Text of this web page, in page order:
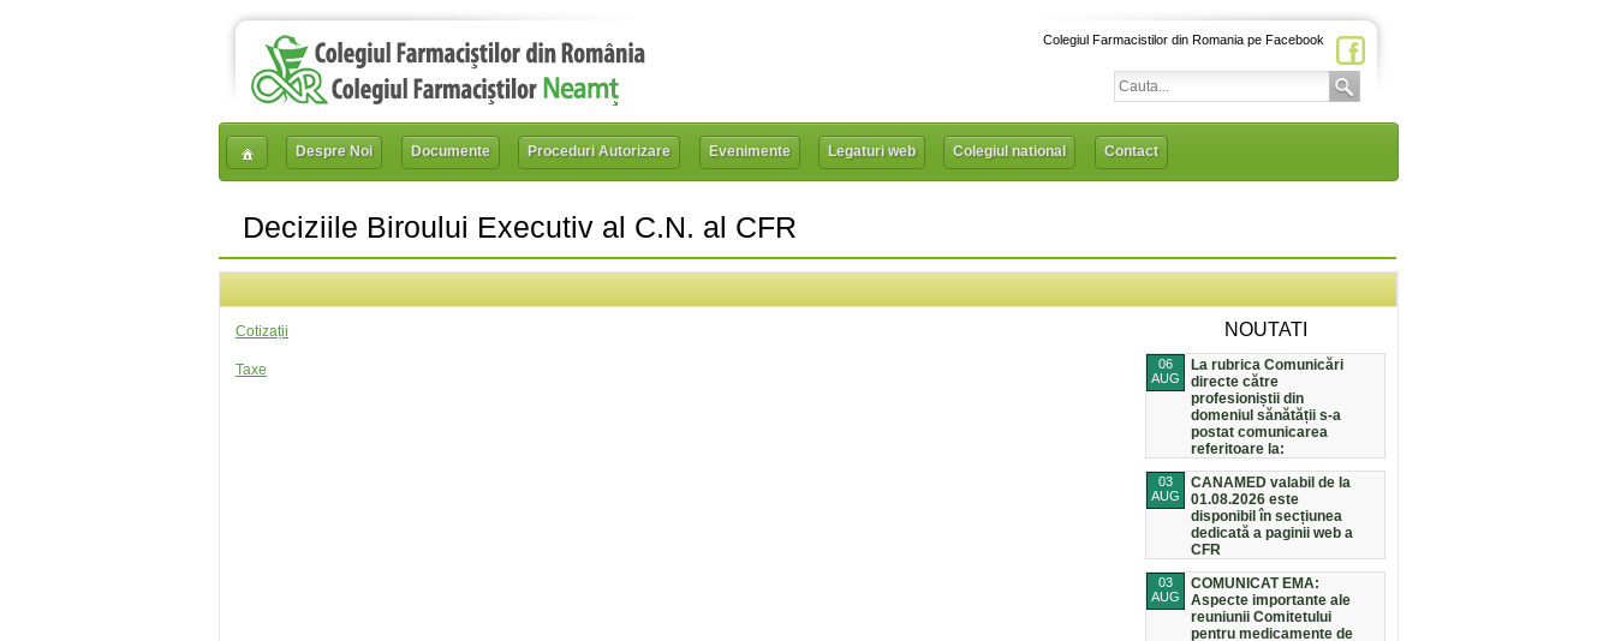
Colegiul Farmacistilor din Romania pe Facebook
Despre Noi Documente Proceduri Autorizare Evenimente Legaturi web Colegiul national Contact
Deciziile Biroului Executiv al C.N. al CFR
Cotizații
Taxe
NOUTATI
06
AUG
La rubrica Comunicări
directe către
profesioniștii din
domeniul sănătății s-a
postat comunicarea
referitoare la:
03
AUG
CANAMED valabil de la
01.08.2026 este
disponibil în secțiunea
dedicată a paginii web a
CFR
03
AUG
COMUNICAT EMA:
Aspecte importante ale
reuniunii Comitetului
pentru medicamente de